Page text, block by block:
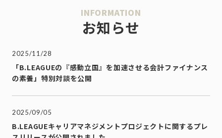
INFORMATION
お知らせ
2025/11/28
「B.LEAGUEの『感動立国』を加速させる会計ファイナンス
の素養」特別対談を公開
2025/09/05
B.LEAGUEキャリアマネジメントプロジェクトに関するプレ